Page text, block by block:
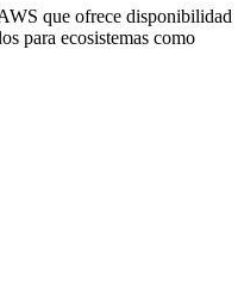
que ofrece disponibilidad
para ecosistemas como